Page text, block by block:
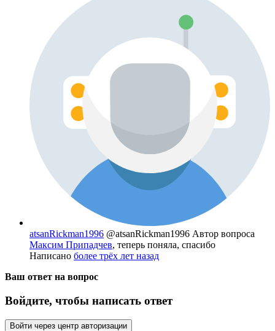
atsanRickman1996 @atsanRickman1996 Автор вопроса
Максим Припадчев, теперь поняла, спасибо
Написано более трёх лет назад
Ваш ответ на вопрос
Войдите, чтобы написать ответ
Войти через центр авторизации